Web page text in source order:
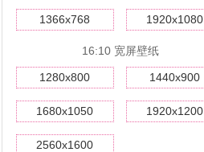
1366x768 1920x1080
16:10 宽屏壁纸
1280x800 1440x900
1680x1050 1920x1200
2560x1600